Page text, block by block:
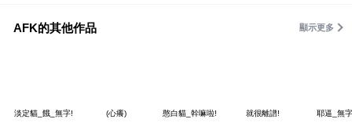
AFK的其他作品 顯示更多
淡定貓_餓_無字! (心癢) 憨白貓_幹嘛啦! 就很離譜! 耶逼_無